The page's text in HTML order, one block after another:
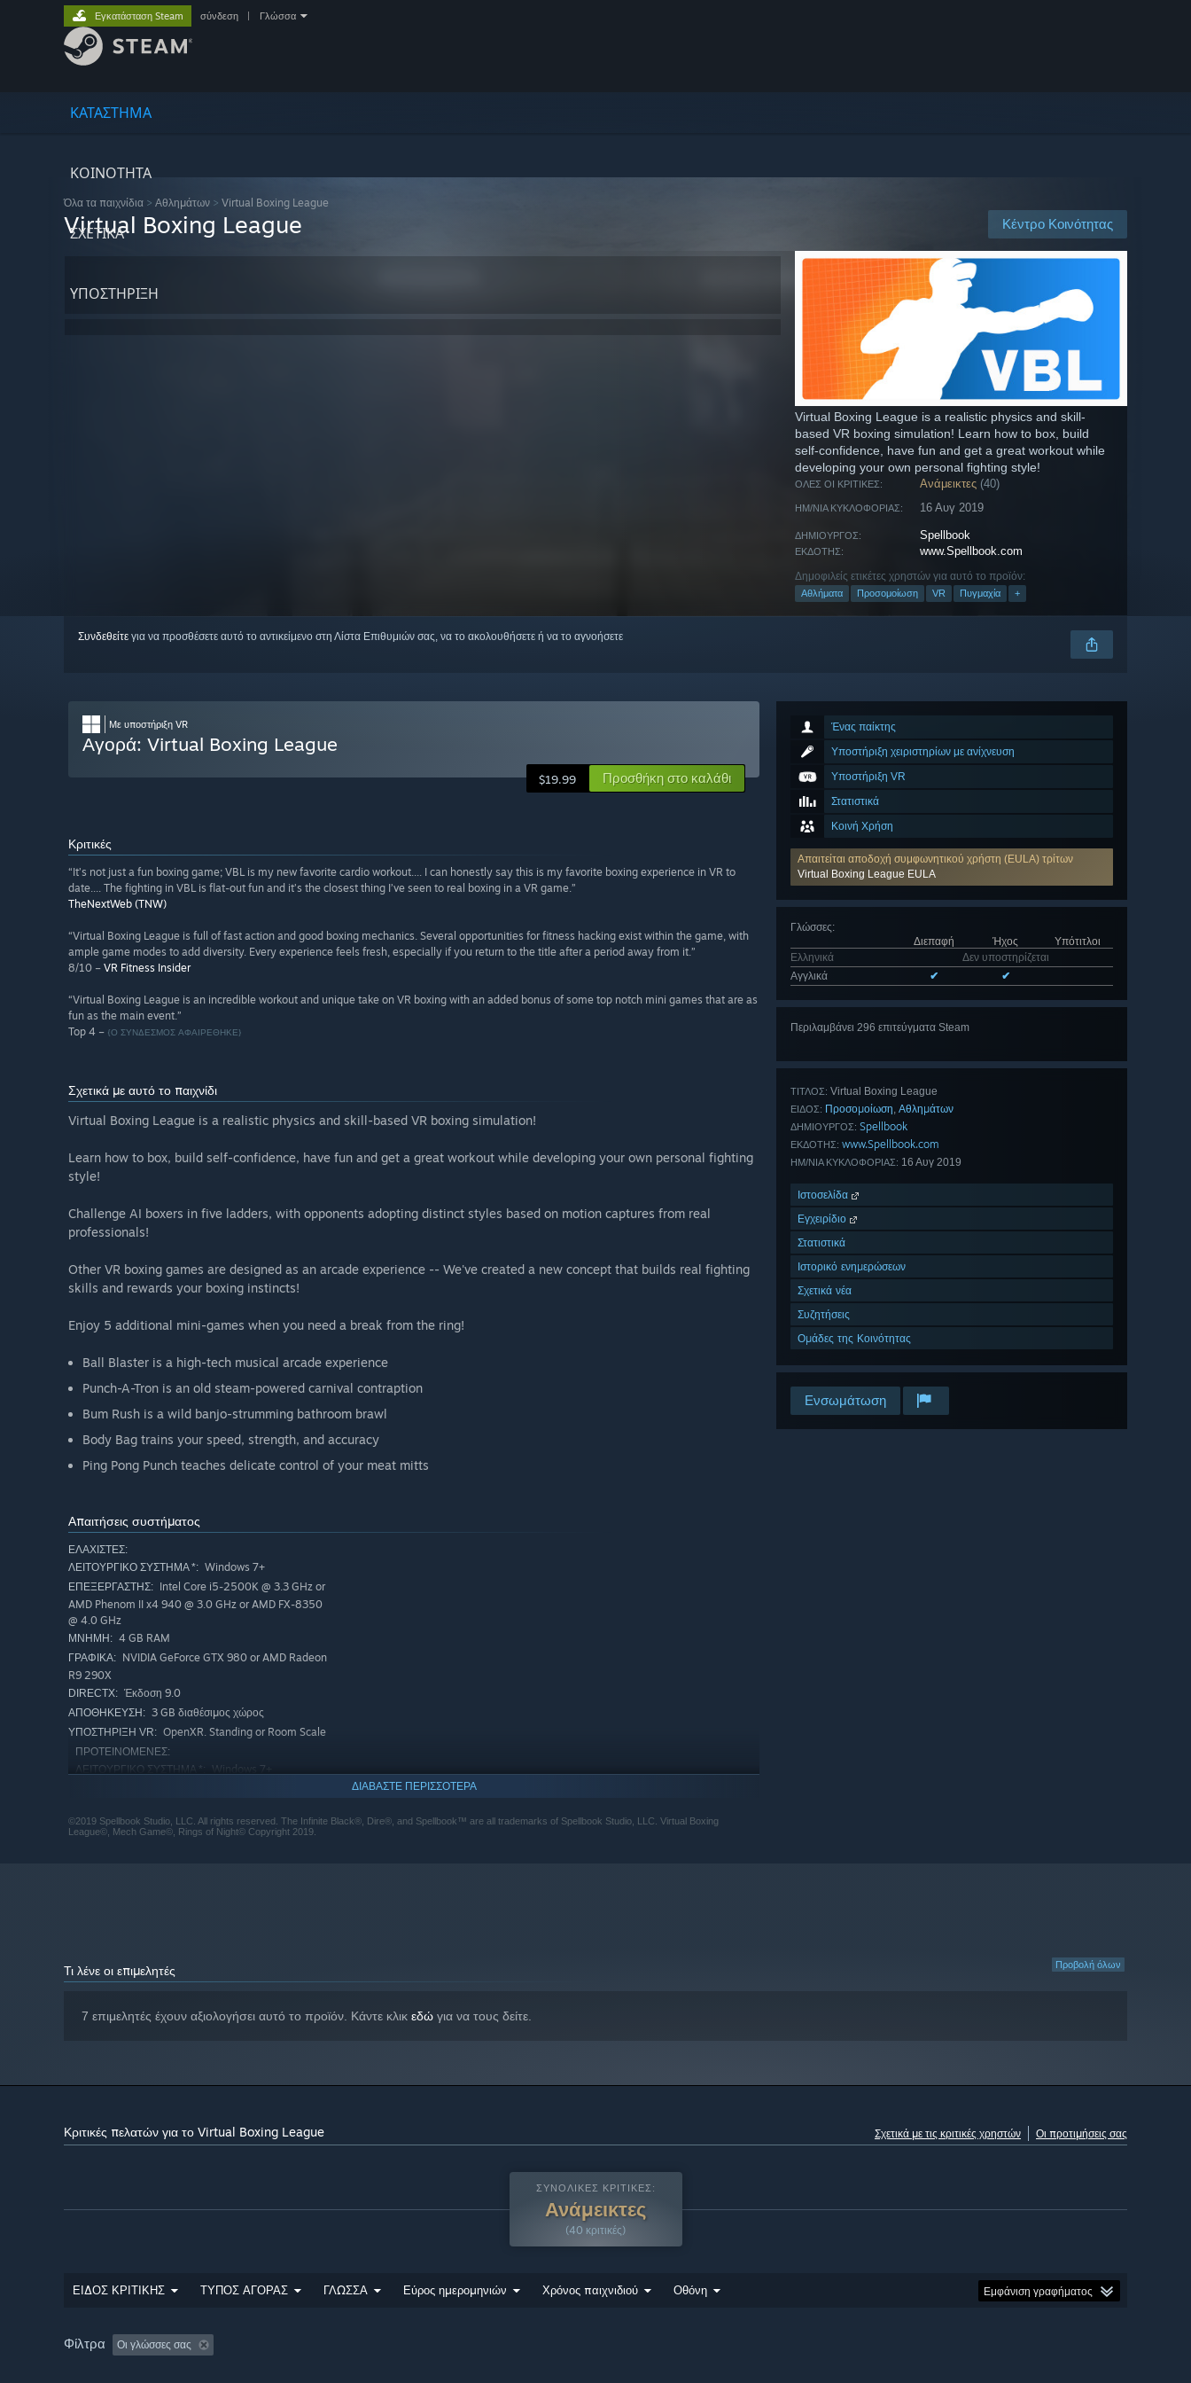
ΚΑΤΑΣΤΗΜΑ
ΚΟΙΝΟΤΗΤΑ
ΣΧΕΤΙΚΆ
ΥΠΟΣΤΗΡΙΞΗ
Εγκατάσταση Steam σύνδεση Γλώσσα
Όλα τα παιχνίδια > Αθλημάτων > Virtual Boxing League
Κέντρο Κοινότητας
Virtual Boxing League
Virtual Boxing League is a realistic physics and skill-
based VR boxing simulation! Learn how to box, build
self-confidence, have fun and get a great workout while
developing your own personal fighting style!
ΌΛΕΣ ΟΙ ΚΡΙΤΙΚΈΣ: Ανάμεικτες (40)
ΗΜ/ΝΊΑ ΚΥΚΛΟΦΟΡΊΑΣ: 16 Αυγ 2019
ΔΗΜΙΟΥΡΓΌΣ: Spellbook
ΕΚΔΌΤΗΣ: www.Spellbook.com
Δημοφιλείς ετικέτες χρηστών για αυτό το προϊόν:
Αθλήματα Προσομοίωση VR Πυγμαχία +
Συνδεθείτε για να προσθέσετε αυτό το αντικείμενο στη Λίστα Επιθυμιών σας, να το ακολουθήσετε ή να το αγνοήσετε
Ένας παίκτης
Υποστήριξη χειριστηρίων με ανίχνευση
Υποστήριξη VR
Στατιστικά
Κοινή Χρήση
Απαιτείται αποδοχή συμφωνητικού χρήστη (EULA) τρίτων
Virtual Boxing League EULA
Γλώσσες:
Διεπαφή
Ήχος
Υπότιτλοι
Ελληνικά
Δεν υποστηρίζεται
Αγγλικά
✔ ✔
Περιλαμβάνει 296 επιτεύγματα Steam
ΤΊΤΛΟΣ: Virtual Boxing League
ΕΊΔΟΣ: Προσομοίωση, Αθλημάτων
ΔΗΜΙΟΥΡΓΌΣ: Spellbook
ΕΚΔΌΤΗΣ: www.Spellbook.com
ΗΜ/ΝΊΑ ΚΥΚΛΟΦΟΡΊΑΣ: 16 Αυγ 2019
Ιστοσελίδα
Εγχειρίδιο
Στατιστικά
Ιστορικό ενημερώσεων
Σχετικά νέα
Συζητήσεις
Ομάδες της Κοινότητας
Ενσωμάτωση
Με υποστήριξη VR
Αγορά: Virtual Boxing League
$19.99 Προσθήκη στο καλάθι
Κριτικές
“It’s not just a fun boxing game; VBL is my new favorite cardio workout.... I can honestly say this is my favorite boxing experience in VR to
date.... The fighting in VBL is flat-out fun and it’s the closest thing I’ve seen to real boxing in a VR game.”
TheNextWeb (TNW)
“Virtual Boxing League is full of fast action and good boxing mechanics. Several opportunities for fitness hacking exist within the game, with
ample game modes to add diversity. Every experience feels fresh, especially if you return to the title after a period away from it.”
8/10 – VR Fitness Insider
“Virtual Boxing League is an incredible workout and unique take on VR boxing with an added bonus of some top notch mini games that are as
fun as the main event.”
Top 4 – {Ο ΣΥΝΔΕΣΜΟΣ ΑΦΑΙΡΕΘΗΚΕ}
Σχετικά με αυτό το παιχνίδι
Virtual Boxing League is a realistic physics and skill-based VR boxing simulation!
Learn how to box, build self-confidence, have fun and get a great workout while developing your own personal fighting
style!
Challenge AI boxers in five ladders, with opponents adopting distinct styles based on motion captures from real
professionals!
Other VR boxing games are designed as an arcade experience -- We've created a new concept that builds real fighting
skills and rewards your boxing instincts!
Enjoy 5 additional mini-games when you need a break from the ring!
Ball Blaster is a high-tech musical arcade experience
Punch-A-Tron is an old steam-powered carnival contraption
Bum Rush is a wild banjo-strumming bathroom brawl
Body Bag trains your speed, strength, and accuracy
Ping Pong Punch teaches delicate control of your meat mitts
Απαιτήσεις συστήματος
ΕΛΆΧΙΣΤΕΣ:
ΛΕΙΤΟΥΡΓΙΚΌ ΣΎΣΤΗΜΑ *: Windows 7+
ΕΠΕΞΕΡΓΑΣΤΉΣ: Intel Core i5-2500K @ 3.3 GHz or
AMD Phenom II x4 940 @ 3.0 GHz or AMD FX-8350
@ 4.0 GHz
ΜΝΉΜΗ: 4 GB RAM
ΓΡΑΦΙΚΆ: NVIDIA GeForce GTX 980 or AMD Radeon
R9 290X
DIRECTX: Έκδοση 9.0
ΑΠΟΘΉΚΕΥΣΗ: 3 GB διαθέσιμος χώρος
ΥΠΟΣΤΉΡΙΞΗ VR: OpenXR. Standing or Room Scale
ΠΡΟΤΕΙΝΌΜΕΝΕΣ:
ΛΕΙΤΟΥΡΓΙΚΌ ΣΎΣΤΗΜΑ *: Windows 7+
ΜΝΉΜΗ: 6 GB RAM
ΔΙΑΒΑΣΤΕ ΠΕΡΙΣΣΟΤΕΡΑ
©2019 Spellbook Studio, LLC. All rights reserved. The Infinite Black®, Dire®, and Spellbook™ are all trademarks of Spellbook Studio, LLC. Virtual Boxing
League©, Mech Game©, Rings of Night© Copyright 2019.
Προβολή όλων
Τι λένε οι επιμελητές
7 επιμελητές έχουν αξιολογήσει αυτό το προϊόν. Κάντε κλικ εδώ για να τους δείτε.
Κριτικές πελατών για το Virtual Boxing League Σχετικά με τις κριτικές χρηστών Οι προτιμήσεις σας
ΣΥΝΟΛΙΚΈΣ ΚΡΙΤΙΚΈΣ:
Ανάμεικτες
(40 κριτικές)
ΕΙΔΟΣ ΚΡΙΤΙΚΗΣ ΤΥΠΟΣ ΑΓΟΡΑΣ ΓΛΩΣΣΑ Εύρος ημερομηνιών Χρόνος παιχνιδιού Οθόνη Εμφάνιση γραφήματος
Φίλτρα Οι γλώσσες σας